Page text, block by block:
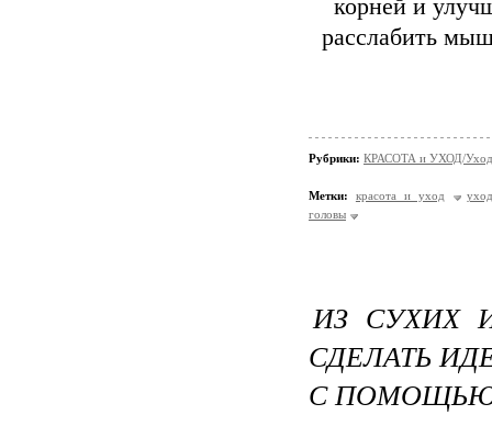
корней и
расслабить
Рубрики: КРАСОТА и УХОД/Уход
Метки: красота и уход
головы
ИЗ СУХИХ
СДЕЛАТЬ
С ПОМОЩЬЮ